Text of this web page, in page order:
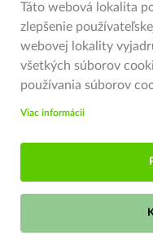
Táto webová lokalita
zlepšenie
webovej lokality
všetkých súborov
používania súborov
Viac informácii